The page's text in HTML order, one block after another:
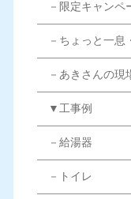
－限定キャンペ
－ちょっと一息
－あきさんの現
▼工事例
－給湯器
－トイレ